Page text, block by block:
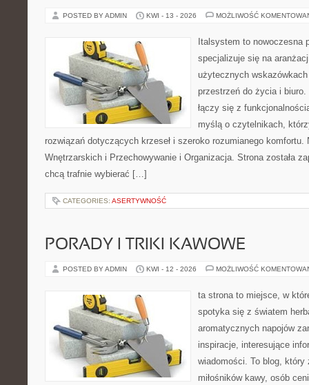
POSTED BY ADMIN KWI - 13 - 2026 MOŻLIWOŚĆ
Italsystem to nowoczesna
specjalizuje się na
użytecznych
przestrzeń do życia i
łączy się z
myślą o czytelnikach,
rozwiązań dotyczących krzeseł i szeroko rozumianego
Wnętrzarskich i Przechowywanie i Organizacja. Strona została
chcą trafnie wybierać […]
CATEGORIES: ASERTYWNOŚĆ
PORADY I TRIKI KAWOWE
POSTED BY ADMIN KWI - 12 - 2026 MOŻLIWOŚĆ
ta strona to miejsce, w
spotyka się z światem
aromatycznych napojów
inspiracje, interesujące
wiadomości. To blog, który
miłośników kawy, osób